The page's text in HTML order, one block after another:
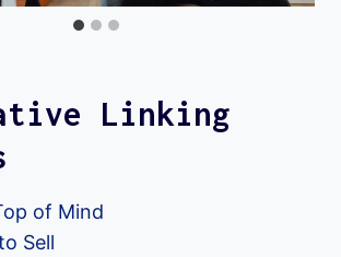
Linking
of Mind
Sell